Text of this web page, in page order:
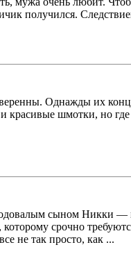
получился.
Однажды их
шмотки, но
сыном Никки
срочно
не так просто, как ...